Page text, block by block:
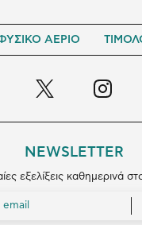
ΑΕΡΙΟ
NEWSLETTER
εξελίξεις καθημερινά